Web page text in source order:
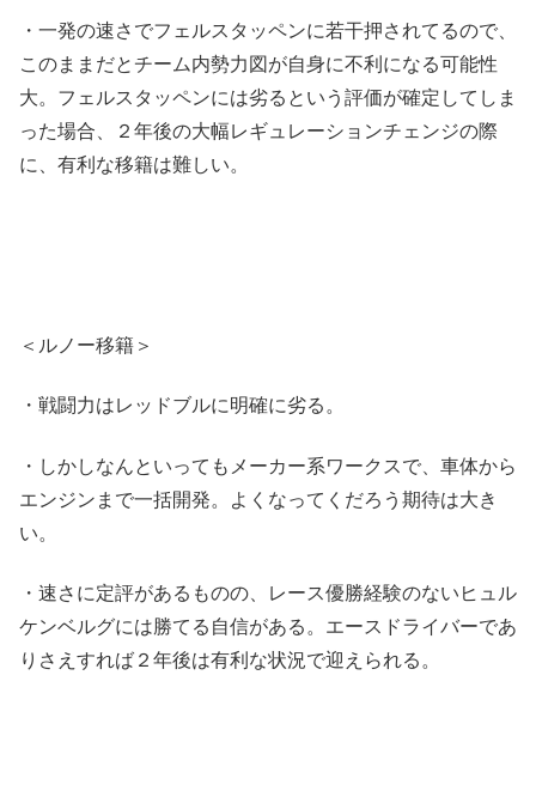
・一発の速さでフェルスタッペンに若干押されてるので、
このままだとチーム内勢力図が自身に不利になる可能性
大。フェルスタッペンには劣るという評価が確定してしま
った場合、２年後の大幅レギュレーションチェンジの際
に、有利な移籍は難しい。
＜ルノー移籍＞
・戦闘力はレッドブルに明確に劣る。
・しかしなんといってもメーカー系ワークスで、車体から
エンジンまで一括開発。よくなってくだろう期待は大き
い。
・速さに定評があるものの、レース優勝経験のないヒュル
ケンベルグには勝てる自信がある。エースドライバーであ
りさえすれば２年後は有利な状況で迎えられる。